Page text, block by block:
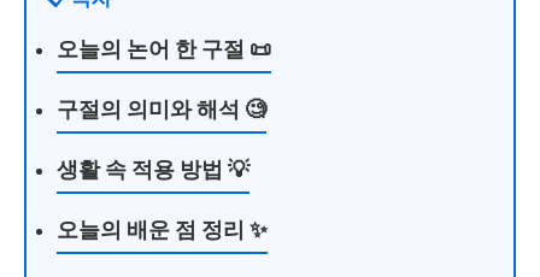
오늘의 논어 한 구절 📜
구절의 의미와 해석 🧐
생활 속 적용 방법 💡
오늘의 배운 점 정리 ✨